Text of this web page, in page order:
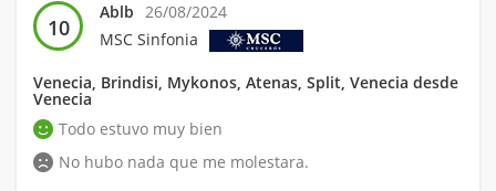
10
Ablb 26/08/2024
MSC Sinfonia
Venecia, Brindisi, Mykonos, Atenas, Split, Venecia desde
Venecia
Todo estuvo muy bien
No hubo nada que me molestara.